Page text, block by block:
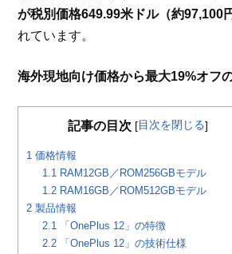
が税別価格649.99米ドル（約97,100
れています。
海外現地向け価格から最大19%オフ
記事の目次 [目次を閉じる]
1 価格情報
1.1 RAM12GB／ROM256GBモデル
1.2 RAM16GB／ROM512GBモデル
2 製品情報
2.1 「OnePlus 12」の特徴
2.2 「OnePlus 12」の技術仕様